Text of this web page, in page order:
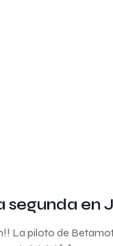
segunda en
La piloto de